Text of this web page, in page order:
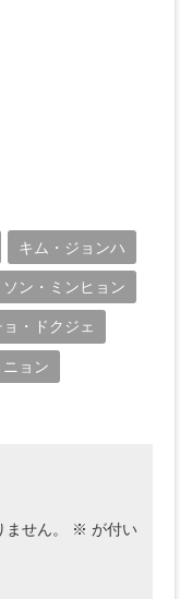
キム・ジョンハ
ソン・ミンヒョン
ョ・ドクジェ
ニョン
せん。 ※ が付い